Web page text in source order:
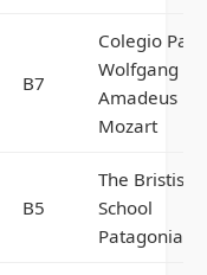
B7
Colegio
Wolfgang
Amadeus
Mozart
B5
The Bristish
School
Patagonia